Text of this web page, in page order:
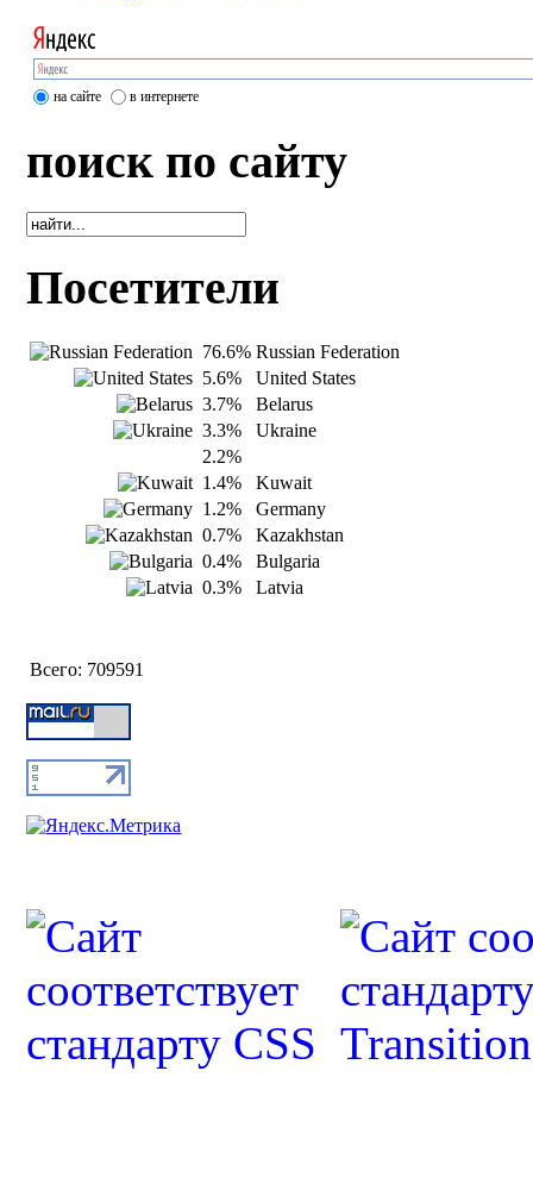
на сайте в интернете
поиск по сайту
Посетители
76.6% Russian Federation
5.6%
United States
3.7%
Belarus
3.3%
Ukraine
2.2%
1.4%
Kuwait
1.2%
Germany
0.7%
Kazakhstan
0.4%
Bulgaria
0.3%
Latvia
Всего: 709591